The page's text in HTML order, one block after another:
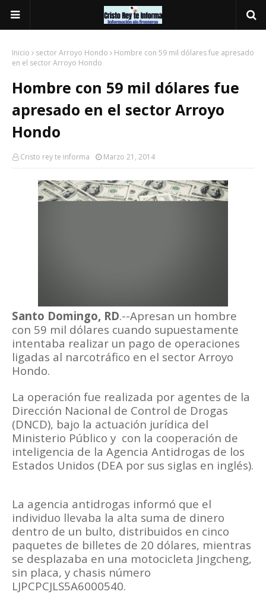
Inicio sector Arroyo Hondo
Hombre con 59 mil dólares fue apresado
en el sector Arroyo Hondo
Hombre con 59 mil dólares fue
apresado en el sector Arroyo
Hondo
Cristo rey te informa Marzo 21, 2014
Santo Domingo, RD.--Apresan un hombre
con 59 mil dólares cuando supuestamente
intentaba realizar un pago de operaciones
ligadas al narcotráfico en el sector Arroyo
Hondo.
La operación fue realizada por agentes de la
Dirección Nacional de Control de Drogas
(DNCD), bajo la actuación jurídica del
Ministerio Público y con la cooperación de
inteligencia de la Agencia Antidrogas de los
Estados Unidos (DEA por sus siglas en inglés).
La agencia antidrogas informó que el
individuo llevaba la alta suma de dinero
dentro de un bulto, distribuidos en cinco
paquetes de billetes de 20 dólares, mientras
se desplazaba en una motocicleta Jingcheng,
sin placa, y chasis número
LJPCPCJLS5A6000540.